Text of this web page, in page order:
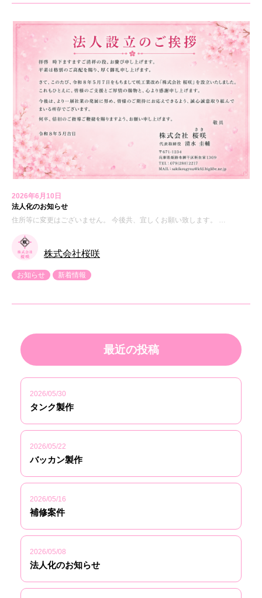
2026年6月10日
法人化のお知らせ
住所等に変更はございません。 今後共、宜しくお願い致します。 …
株式会社桜咲
お知らせ 新着情報
最近の投稿
2026/05/30
タンク製作
2026/05/22
バッカン製作
2026/05/16
補修案件
2026/05/08
法人化のお知らせ